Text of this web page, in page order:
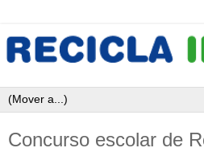
Concurso escolar de